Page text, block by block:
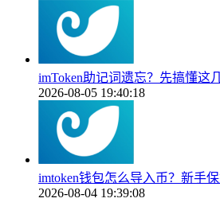
imToken助记词遗忘？先搞懂这
2026-08-05 19:40:18
imtoken钱包怎么导入币？新手
2026-08-04 19:39:08